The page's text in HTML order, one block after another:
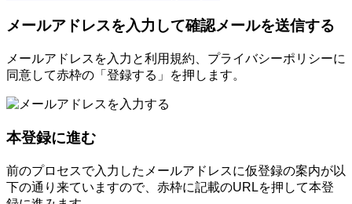
メールアドレスを入力して確認メールを送信する
メールアドレスを入力と利用規約、プライバシーポリシーに
同意して赤枠の「登録する」を押します。
本登録に進む
前のプロセスで入力したメールアドレスに仮登録の案内が以
下の通り来ていますので、赤枠に記載のURLを押して本登